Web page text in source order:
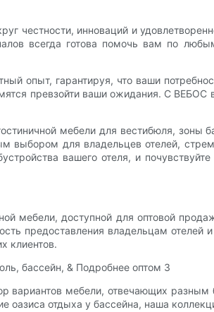
честности, инноваций и
всегда готова помочь вам по
опыт, гарантируя, что ваши
превзойти ваши ожидания. С
мебели для вестибюля, зоны
выбором для владельцев отелей,
вашего отеля, и
мебели, доступной для оптовой
предоставления владельцам отелей
клиентов.
мебели, отвечающих
оазиса отдыха у бассейна, наша